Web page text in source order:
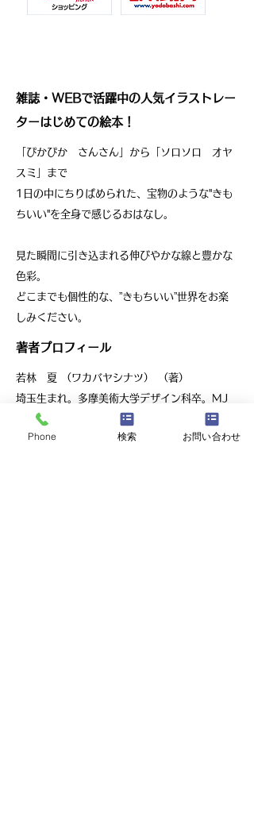
雑誌・WEBで活躍中の人気イラストレー
ターはじめての絵本！
「ぴかぴか さんさん」から「ソロソロ オヤ
スミ」まで
1日の中にちりばめられた、宝物のような"きも
ちいい"を全身で感じるおはなし。
見た瞬間に引き込まれる伸びやかな線と豊かな
色彩。
どこまでも個性的な、”きもちいい”世界をお楽
しみください。
著者プロフィール
若林 夏 （ワカバヤシナツ） （著）
埼玉生まれ。多摩美術大学デザイン科卒。MJ
イラストレーションズ卒。テキスタイル会社を
経て、フリーのイラストレーターとなる。
Phone 検索 お問い合わせ